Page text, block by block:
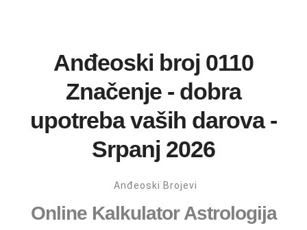
Anđeoski broj 0110
Značenje - dobra
upotreba vaših darova -
Srpanj 2026
Anđeoski Brojevi
Online Kalkulator Astrologija